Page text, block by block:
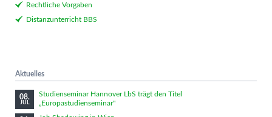
Rechtliche Vorgaben
Distanzunterricht BBS
Aktuelles
08.
JUL
Studienseminar Hannover LbS trägt den Titel
„Europastudienseminar"